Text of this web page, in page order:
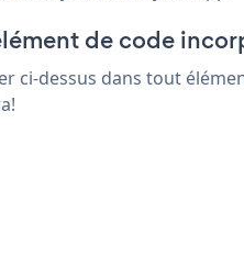
de code
ci-dessus dans tout